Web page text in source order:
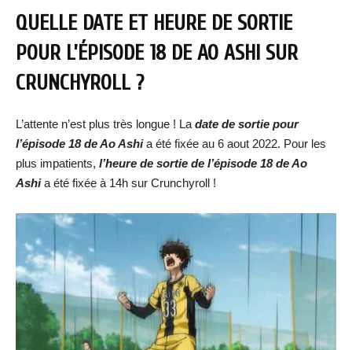
QUELLE DATE ET HEURE DE SORTIE
POUR L’ÉPISODE 18 DE AO ASHI SUR
CRUNCHYROLL ?
L’attente n’est plus très longue ! La date de sortie pour
l’épisode 18 de Ao Ashia été fixée au 6 aout 2022. Pour les
plus impatients, l’heure de sortie de l’épisode 18 de Ao
Ashia été fixée à 14h sur Crunchyroll !